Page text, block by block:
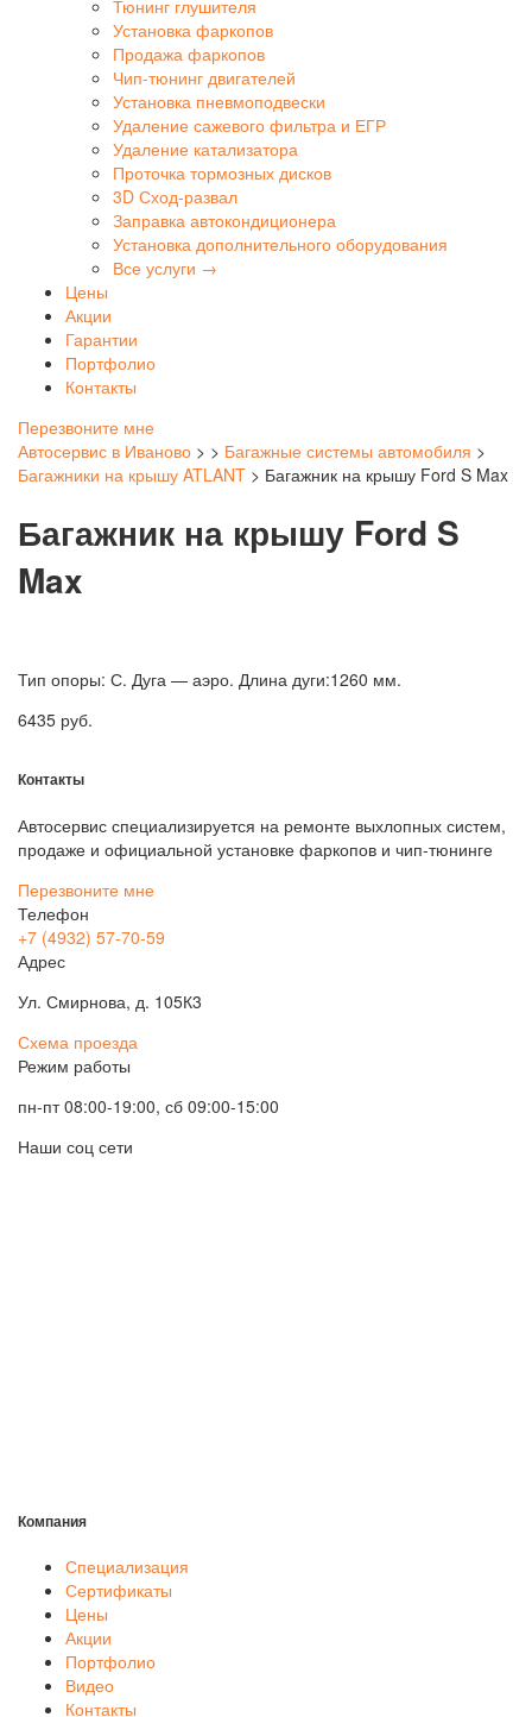
Тюнинг глушителя
Установка фаркопов
Продажа фаркопов
Чип-тюнинг двигателей
Установка пневмоподвески
Удаление сажевого фильтра и ЕГР
Удаление катализатора
Проточка тормозных дисков
3D Сход-развал
Заправка автокондиционера
Установка дополнительного оборудования
Все услуги →
Цены
Акции
Гарантии
Портфолио
Контакты
Перезвоните мне
Автосервис в Иваново > > Багажные системы автомобиля >
Багажники на крышу ATLANT > Багажник на крышу Ford S Max
Багажник на крышу Ford S
Max
Тип опоры: С. Дуга — аэро. Длина дуги:1260 мм.
6435 руб.
Контакты
Автосервис специализируется на ремонте выхлопных систем,
продаже и официальной установке фаркопов и чип-тюнинге
Перезвоните мне
Телефон
+7 (4932) 57-70-59
Адрес
Ул. Смирнова, д. 105К3
Схема проезда
Режим работы
пн-пт 08:00-19:00, сб 09:00-15:00
Наши соц сети
Компания
Специализация
Сертификаты
Цены
Акции
Портфолио
Видео
Контакты